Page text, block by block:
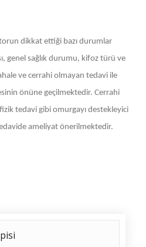
dikkat ettiği bazı durumlar
genel sağlık durumu, kifoz türü ve
ve cerrahi olmayan tedavi ile
önüne geçilmektedir. Cerrahi
tedavi gibi omurgayı destekleyici
ameliyat önerilmektedir.